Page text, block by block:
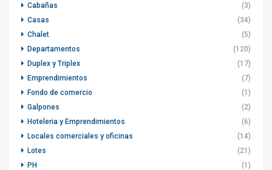
Cabañas
(3)
Casas
(34)
Chalet
(5)
Departamentos
(120)
Duplex y Triplex
(17)
Emprendimientos
(7)
Fondo de comercio
(1)
Galpones
(2)
Hoteleria y Emprendimientos
(6)
Locales comerciales y oficinas
(14)
Lotes
(21)
PH
(1)